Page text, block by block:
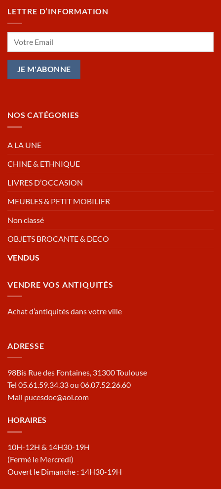
LETTRE D’INFORMATION
NOS CATÉGORIES
A LA UNE
CHINE & ETHNIQUE
LIVRES D’OCCASION
MEUBLES & PETIT MOBILIER
Non classé
OBJETS BROCANTE & DECO
VENDUS
VENDRE VOS ANTIQUITÉS
Achat d’antiquités dans votre ville
ADRESSE
98Bis Rue des Fontaines, 31300 Toulouse
Tel 05.61.59.34.33 ou 06.07.52.26.60
Mail pucesdoc@aol.com
HORAIRES
10H-12H & 14H30-19H
(Fermé le Mercredi)
Ouvert le Dimanche : 14H30-19H